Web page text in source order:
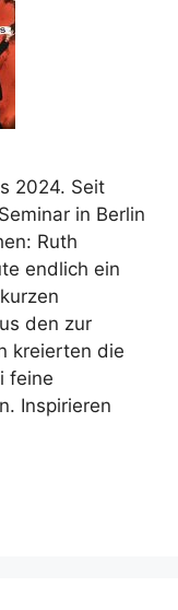
2024. Seit
in Berlin
Ruth
endlich ein
den zur
kreierten die
feine
Inspirieren